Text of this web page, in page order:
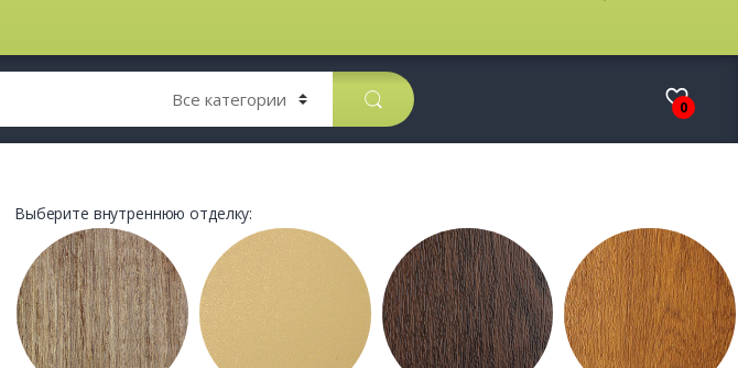
0
Выберите внутреннюю отделку: